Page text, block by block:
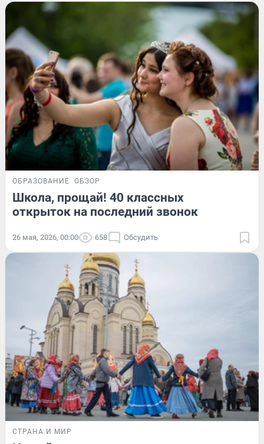
ОБРАЗОВАНИЕ ОБЗОР
Школа, прощай! 40 классных
открыток на последний звонок
26 мая, 2026, 00:00 658 Обсудить
СТРАНА И МИР